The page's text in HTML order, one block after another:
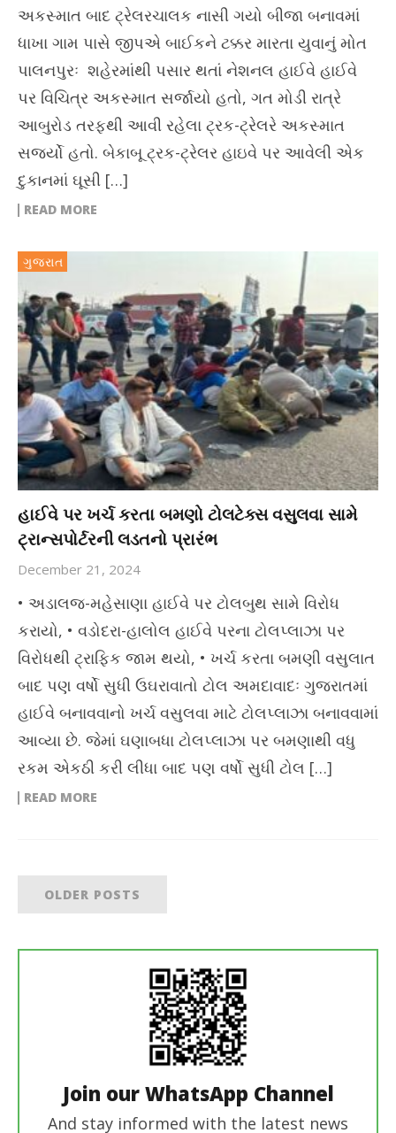
અકસ્માત બાદ ટ્રેલરચાલક નાસી ગયો બીજા બનાવમાં
ધાખા ગામ પાસે જીપએ બાઈકને ટક્કર મારતા યુવાનું મોત
પાલનપુરઃ શહેરમાંથી પસાર થતાં નેશનલ હાઈવે હાઈવે
પર વિચિત્ર અકસ્માત સર્જાયો હતો, ગત મોડી રાત્રે
આબુરોડ તરફથી આવી રહેલા ટ્રક-ટ્રેલરે અકસ્માત
સર્જ્યો હતો. બેકાબૂ ટ્રક-ટ્રેલર હાઇવે પર આવેલી એક
દુકાનમાં ઘૂસી […]
READ MORE
ગુજરાત
હાઈવે પર ખર્ચ કરતા બમણો ટોલટેક્સ વસુલવા સામે
ટ્રાન્સપોર્ટરની લડતનો પ્રારંભ
December 21, 2024
• અડાલજ-મહેસાણા હાઈવે પર ટોલબુથ સામે વિરોધ
કરાયો, • વડોદરા-હાલોલ હાઈવે પરના ટોલપ્લાઝા પર
વિરોધથી ટ્રાફિક જામ થયો, • ખર્ચ કરતા બમણી વસુલાત
બાદ પણ વર્ષો સુધી ઉઘરાવાતો ટોલ અમદાવાદઃ ગુજરાતમાં
હાઈવે બનાવવાનો ખર્ચ વસુલવા માટે ટોલપ્લાઝા બનાવવામાં
આવ્યા છે. જેમાં ઘણાબધા ટોલપ્લાઝા પર બમણાથી વધુ
રકમ એકઠી કરી લીધા બાદ પણ વર્ષો સુધી ટોલ […]
READ MORE
OLDER POSTS
Join our WhatsApp Channel
And stay informed with the latest news